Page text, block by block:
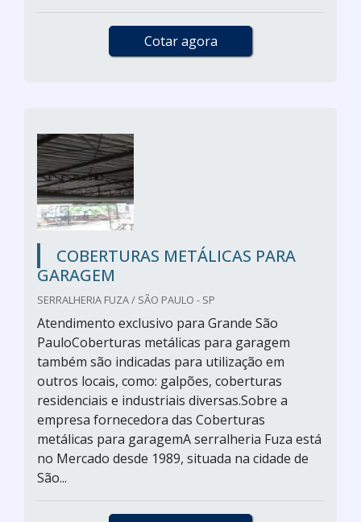
Cotar agora
COBERTURAS METÁLICAS PARA
GARAGEM
SERRALHERIA FUZA / SÃO PAULO - SP
Atendimento exclusivo para Grande São
PauloCoberturas metálicas para garagem
também são indicadas para utilização em
outros locais, como: galpões, coberturas
residenciais e industriais diversas.Sobre a
empresa fornecedora das Coberturas
metálicas para garagemA serralheria Fuza está
no Mercado desde 1989, situada na cidade de
São...